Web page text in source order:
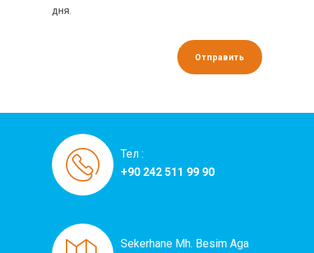
дня.
Тел :
+90 242 511 99 90
Sekerhane Mh. Besim Aga